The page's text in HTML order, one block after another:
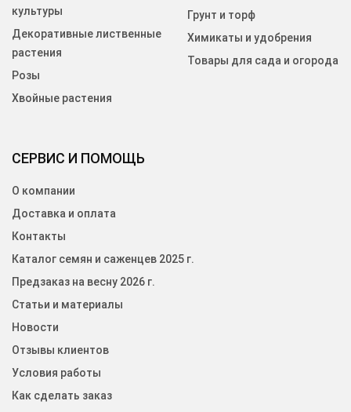
СЕРВИС И ПОМОЩЬ
О компании
Доставка и оплата
Контакты
Каталог семян и саженцев 2025 г.
Предзаказ на весну 2026 г.
Статьи и материалы
Новости
Отзывы клиентов
Условия работы
Как сделать заказ
культуры
Декоративные лиственные
растения
Розы
Хвойные растения
Грунт и торф
Химикаты и удобрения
Товары для сада и огорода